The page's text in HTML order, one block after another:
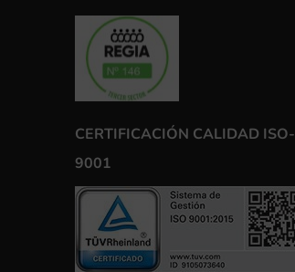
CERTIFICACIÓN CALIDAD ISO-
9001